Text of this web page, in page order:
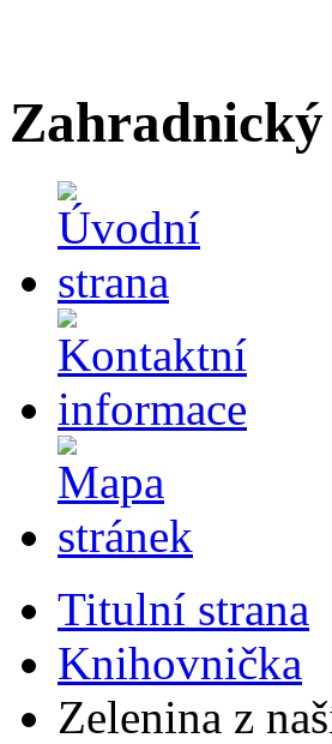
Titulní strana
Knihovnička
Zelenina z